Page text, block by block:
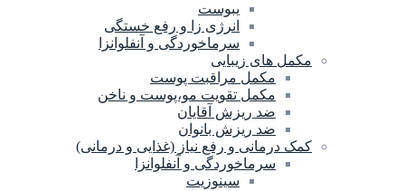
یبوست
انرژی زا و رفع خستگی
سرماخوردگی و آنفلوانزا
مکمل های زیبایی
مکمل مراقبت پوست
مکمل تقویت مو،پوست و ناخن
ضد ریزش آقایان
ضد ریزش بانوان
کمک درمانی و رفع نیاز (غذایی و درمانی)
سرماخوردگی و آنفلوانزا
سینوزیت